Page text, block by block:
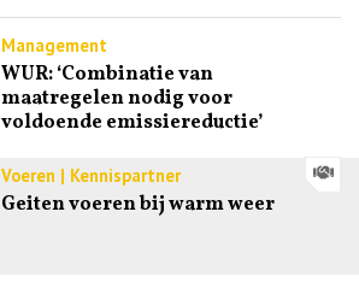
Management
WUR: ‘Combinatie van
maatregelen nodig voor
voldoende emissiereductie’
Voeren | Kennispartner
Geiten voeren bij warm weer